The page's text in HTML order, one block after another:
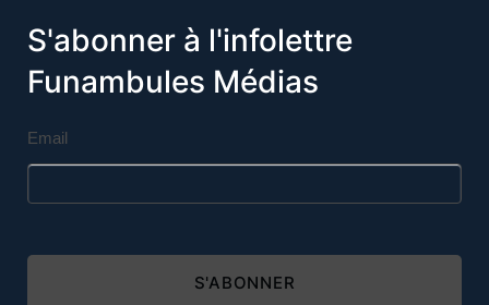
S'abonner à l'infolettre
Funambules Médias
Email
S'ABONNER